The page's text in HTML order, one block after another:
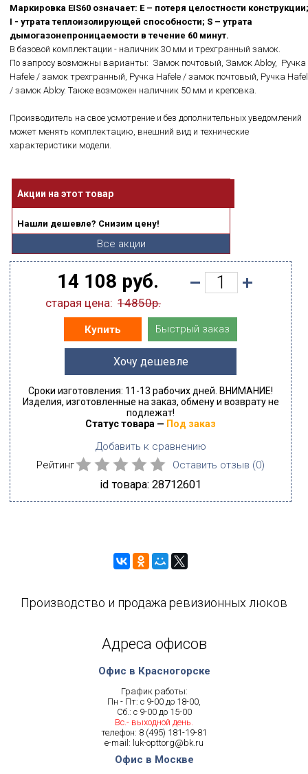
Маркировка EIS60 означает: E – потеря целостности конструкции;
I - утрата теплоизолирующей способности; S – утрата
дымогазонепроницаемости в течение 60 минут.
В базовой комплектации - наличник 30 мм и трехгранный замок.
По запросу возможны варианты: Замок почтовый, Замок Abloy, Ручка
Hafele / замок трехгранный, Ручка Hafele / замок почтовый, Ручка
/ замок Abloy. Также возможен наличник 50 мм и креповка.
Производитель на свое усмотрение и без дополнительных уведомлений
может менять комплектацию, внешний вид и технические
характеристики модели.
Акции на этот товар
Нашли дешевле? Снизим цену!
Все акции
14 108 руб.
старая цена: 14850р.
Купить Быстрый заказ
Хочу дешевле
Сроки изготовления: 11-13 рабочих дней. ВНИМАНИЕ!
Изделия, изготовленные на заказ, обмену и возврату не
подлежат!
Статус товара — Под заказ
Добавить к сравнению
Рейтинг
Оставить отзыв (0)
id товара: 28712601
Производство и продажа ревизионных люков
Адреса офисов
Офис в Красногорске
График работы:
Пн - Пт: с 9-00 до 18-00,
Сб.: с 9-00 до 15-00
Вс.- выходной день.
телефон: 8 (495) 181-19-81
e-mail: luk-opttorg@bk.ru
Офис в Москве